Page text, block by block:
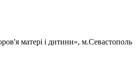
матері і дитини», м.Севастополь